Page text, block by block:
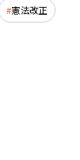
憲法改正